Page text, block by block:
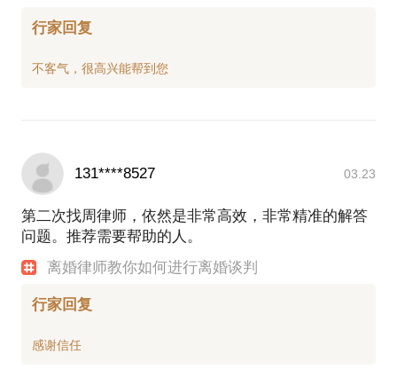
行家回复
131****8527 03.23
第二次找周律师，依然是非常高效，非常精准的解答
问题。推荐需要帮助的人。
离婚律师教你如何进行离婚谈判
行家回复